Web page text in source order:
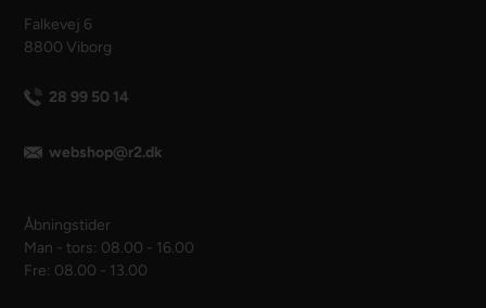
Falkevej 6
8800 Viborg
28 99 50 14
webshop@r2.dk
Åbningstider
Man - tors: 08.00 - 16.00
Fre: 08.00 - 13.00